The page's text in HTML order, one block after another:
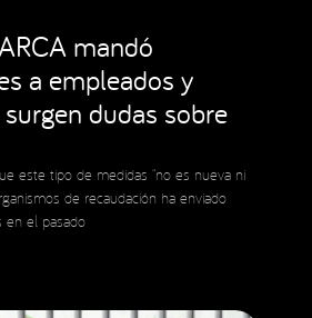
mandó
a empleados y
dudas sobre
este tipo de medidas “no es nueva ni
de recaudación ha enviado
en el pasado